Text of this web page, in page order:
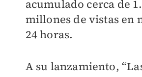
acumulado cerca de
millones de vistas en
24 horas.
A su lanzamiento,